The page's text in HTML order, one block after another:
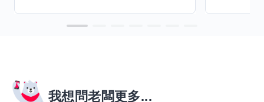
我想問老闆更多...